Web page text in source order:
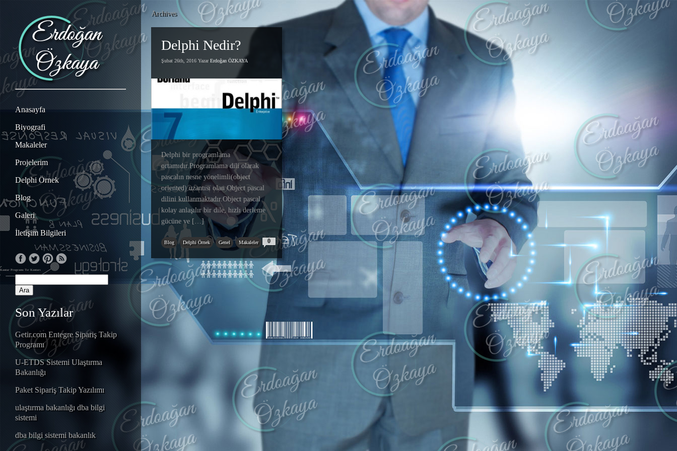
Anasayfa
Biyografi
Makaleler
Projelerim
Delphi Örnek
Blog
Galeri
İletişim Bilgileri
Son Yazılar
Getir.com Entegre Sipariş Takip
Programı
U-ETDS Sistemi Ulaştırma
Bakanlığı
Paket Sipariş Takip Yazılımı
ulaştırma bakanlığı dba bilgi
sistemi
dba bilgi sistemi bakanlık
Archives
Delphi Nedir?
0
Şubat 26th, 2016 YazarErdoğan ÖZKAYA
Delphi bir programlama
ortamıdır.Programlama dili olarak
pascalın nesne yönelimli(object
oriented) uzantısı olan Object pascal
dilini kullanmaktadır.Object pascal
kolay anlaşılır bir dile, hızlı derleme
gücüne ve […]
Blog Delphi Örnek Genel Makaleler
Kantar Programı Tır Kantarı